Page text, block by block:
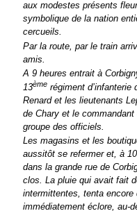
aux modestes présents
symbolique de la nation
cercueils.
Par la route, par le train
amis.
A 9 heures entrait à
13ème régiment
Renard et les lieutenants
de Chary et le
groupe des officiels.
Les magasins et les
aussitôt se refermer et, à
dans la grande rue de
clos. La pluie qui avait fait
intermittentes, tenta
immédiatement éclore, au-